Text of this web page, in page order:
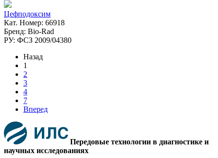
Цефподоксим
Кат. Номер: 66918
Бренд: Bio-Rad
РУ: ФСЗ 2009/04380
Назад
1
2
3
4
7
Вперед
Передовые технологии в диагностике и
научных исследованиях